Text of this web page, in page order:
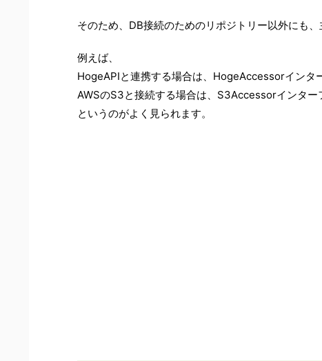
そのため、DB接続のためのリポジトリー以外にも
例えば、
HogeAPIと連携する場合は、HogeAccessorインタ
AWSのS3と接続する場合は、S3Accessorインター
というのがよく見られます。